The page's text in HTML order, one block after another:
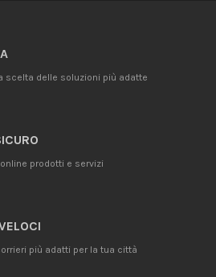
scelta delle soluzioni più adatte
prodotti e servizi
più adatti per la tua città